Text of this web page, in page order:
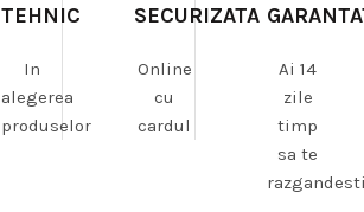
TEHNIC
In
alegerea
produselor
SECURIZATA
Online
cu
cardul
Ai 14
zile
timp
sa te